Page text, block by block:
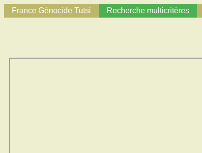
France Génocide Tutsi Recherche multicritères